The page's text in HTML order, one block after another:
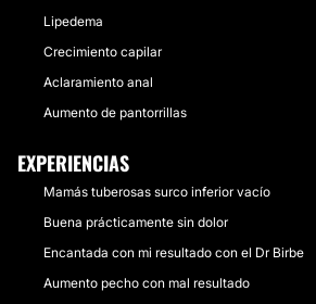
Lipedema
Crecimiento capilar
Aclaramiento anal
Aumento de pantorrillas
EXPERIENCIAS
Mamás tuberosas surco inferior vacío
Buena prácticamente sin dolor
Encantada con mi resultado con el Dr Birbe
Aumento pecho con mal resultado